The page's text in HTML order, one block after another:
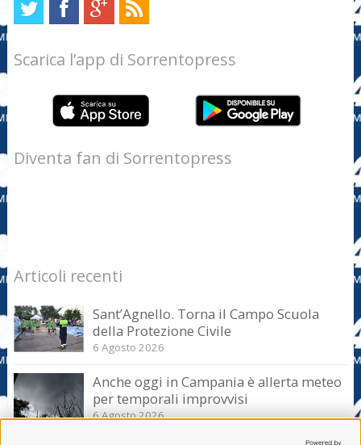
Scarica l’app di Sorrentopress
Diventa fan di Sorrentopress
Articoli recenti
Sant’Agnello. Torna il Campo Scuola
della Protezione Civile
6 Agosto 2026
Anche oggi in Campania è allerta meteo
per temporali improvvisi
6 Agosto 2026